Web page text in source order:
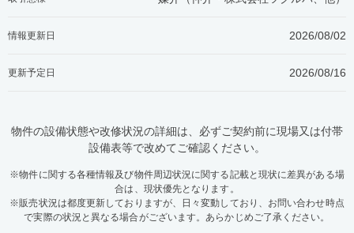
情報更新日 2026/08/02
更新予定日 2026/08/16
物件の設備状態や改修状況の詳細は、必ずご契約前に現場又は付帯
設備表等で改めてご確認ください。
※物件に関する各種情報及び物件周辺状況に関する記載と現状に差異がある場
合は、現状優先となります。
※販売状況は都度更新しておりますが、日々変動しており、お問い合わせ時点
で実際の状況と異なる場合がございます。あらかじめご了承ください。